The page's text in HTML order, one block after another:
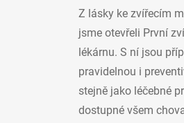
Z lásky ke zvířecím
jsme otevřeli První
lékárnu. S ní jsou
pravidelnou i
stejně jako léčebné
dostupné všem